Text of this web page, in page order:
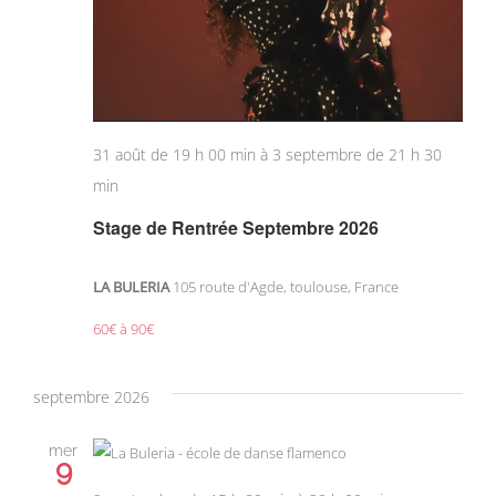
Stage de Rentrée Septembre 2026
31 août de 19 h 00 min à 3 septembre de 21 h 30
min
LA BULERIA105 route d'Agde, toulouse, France
60€ à 90€
septembre 2026
mer
9